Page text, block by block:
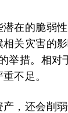
在的脆弱
关灾害的
举措。相
不足。
，还会削